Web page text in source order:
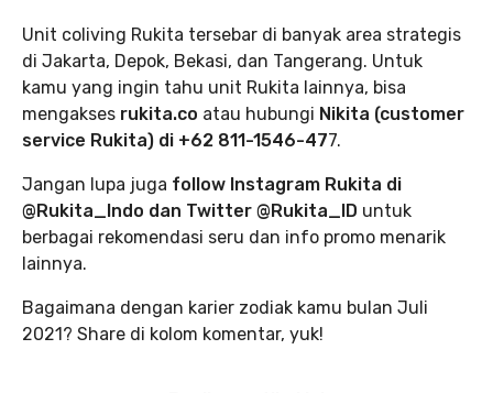
Unit coliving Rukita tersebar di banyak area strategis
di Jakarta, Depok, Bekasi, dan Tangerang. Untuk
kamu yang ingin tahu unit Rukita lainnya, bisa
mengakses rukita.co atau hubungi Nikita (customer
service Rukita) di +62 811-1546-477.
Jangan lupa juga follow Instagram Rukita di
@Rukita_Indo dan Twitter @Rukita_ID untuk
berbagai rekomendasi seru dan info promo menarik
lainnya.
Bagaimana dengan karier zodiak kamu bulan Juli
2021? Share di kolom komentar, yuk!